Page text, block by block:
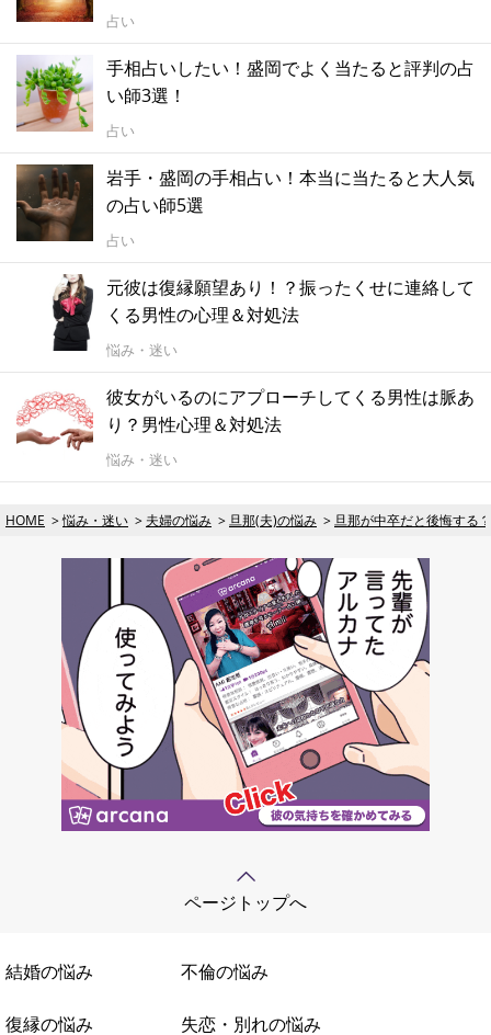
占い
手相占いしたい！盛岡でよく当たると評判の占
い師3選！
占い
岩手・盛岡の手相占い！本当に当たると大人気
の占い師5選
占い
元彼は復縁願望あり！？振ったくせに連絡して
くる男性の心理＆対処法
悩み・迷い
彼女がいるのにアプローチしてくる男性は脈あ
り？男性心理＆対処法
悩み・迷い
HOME 悩み・迷い 夫婦の悩み 旦那(夫)の悩み 旦那が中卒だと後悔する
ページトップへ
結婚の悩み 不倫の悩み
復縁の悩み 失恋・別れの悩み